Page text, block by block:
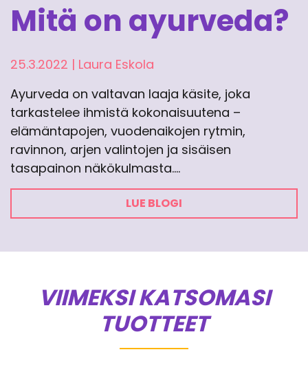
Mitä on ayurveda?
25.3.2022 | Laura Eskola
Ayurveda on valtavan laaja käsite, joka
tarkastelee ihmistä kokonaisuutena –
elämäntapojen, vuodenaikojen rytmin,
ravinnon, arjen valintojen ja sisäisen
tasapainon näkökulmasta.…
LUE BLOGI
VIIMEKSI KATSOMASI
TUOTTEET